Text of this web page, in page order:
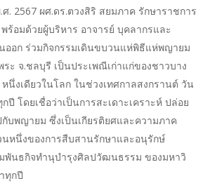
. 2567 ผศ.ดร.ตวงสิริ สยมภาค รักษาราชการ
ร้อมด้วยผู้บริหาร อาจารย์ บุคลากรและ
ออก ร่วมกิจกรรมเดินขบวนแห่พิธีแห่พญายม
ะ จ.ชลบุรี เป็นประเพณีเก่าแก่ของชาวบาง
นึ่งเดียวในโลก ในช่วงเทศกาลสงกรานต์ วัน
ปี โดยเชื่อว่าเป็นการสะเดาะเคราะห์ ปล่อย
บพญายม ซึ่งเป็นเกียรติยศและความภาค
นหนึ่งของการสืบสานรักษาและอนุรักษ์
พันธกิจทำนุบำรุงศิลปวัฒนธรรม ของมหาวิ
ทุกปี